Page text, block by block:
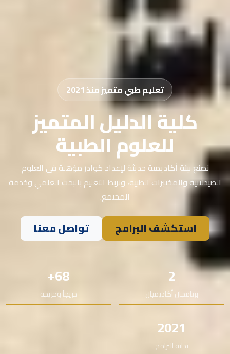
تعليم طبي متميز منذ 2021
كلية الدليل المتميز
للعلوم الطبية
نصنع بيئة أكاديمية حديثة لإعداد كوادر مؤهلة في العلوم
الصيدلانية والمختبرات الطبية، ونربط التعليم بالبحث العلمي وخدمة
المجتمع.
استكشف البرامج تواصل معنا
2
برنامجان أكاديميان
68+
خريجاً وخريجة
2021
بداية البرامج